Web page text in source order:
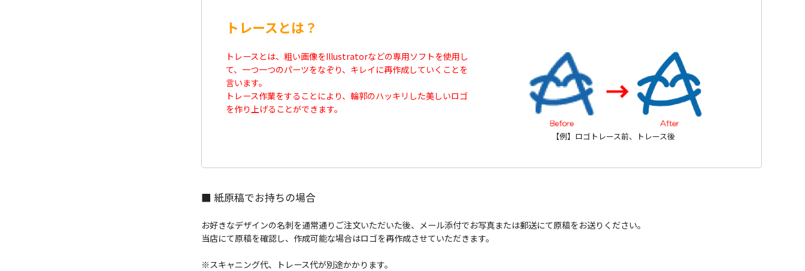
トレースとは？
【例】ロゴトレース前、トレース後
トレースとは、粗い画像をIllustratorなどの専用ソフトを使用し
て、一つ一つのパーツをなぞり、キレイに再作成していくことを
言います。
トレース作業をすることにより、輪郭のハッキリした美しいロゴ
を作り上げることができます。
■ 紙原稿でお持ちの場合
お好きなデザインの名刺を通常通りご注文いただいた後、メール添付でお写真または郵送にて原稿をお送りください。
当店にて原稿を確認し、作成可能な場合はロゴを再作成させていただきます。
※スキャニング代、トレース代が別途かかります。